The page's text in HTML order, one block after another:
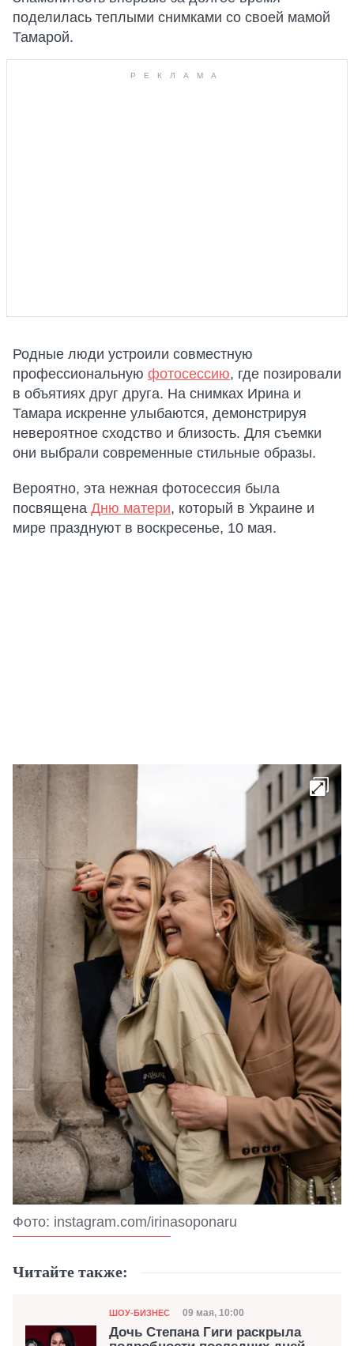
поделилась теплыми снимками со своей мамой
Тамарой.
Родные люди устроили совместную
профессиональную фотосессию, где позировали
в объятиях друг друга. На снимках Ирина и
Тамара искренне улыбаются, демонстрируя
невероятное сходство и близость. Для съемки
они выбрали современные стильные образы.
Вероятно, эта нежная фотосессия была
посвящена Дню матери, который в Украине и
мире празднуют в воскресенье, 10 мая.
Фото: instagram.com/irinasoponaru
Читайте также:
Категория
ШОУ-БИЗНЕС Дата публикации
09 мая, 10:00
Дочь Степана Гиги раскрыла